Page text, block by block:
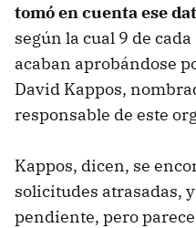
tomó en cuenta ese
según la cual 9 de
acaban aprobándose
David Kappos,
responsable de este
Kappos, dicen, se
solicitudes atrasadas,
pendiente, pero